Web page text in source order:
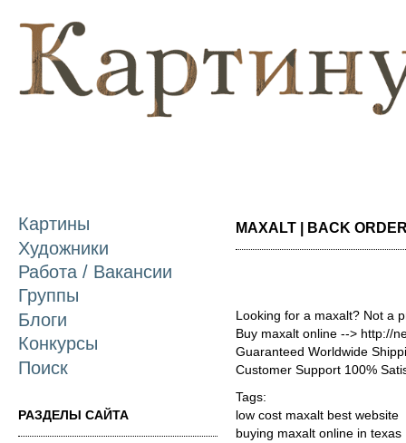
Картины
Художники
Работа / Вакансии
Группы
Блоги
Конкурсы
Поиск
РАЗДЕЛЫ САЙТА
MAXALT | BACK
Looking for a maxalt? Not a
Buy maxalt online --> http://
Guaranteed Worldwide
Customer Support 100%
Tags:
low cost maxalt best website
buying maxalt online in texas